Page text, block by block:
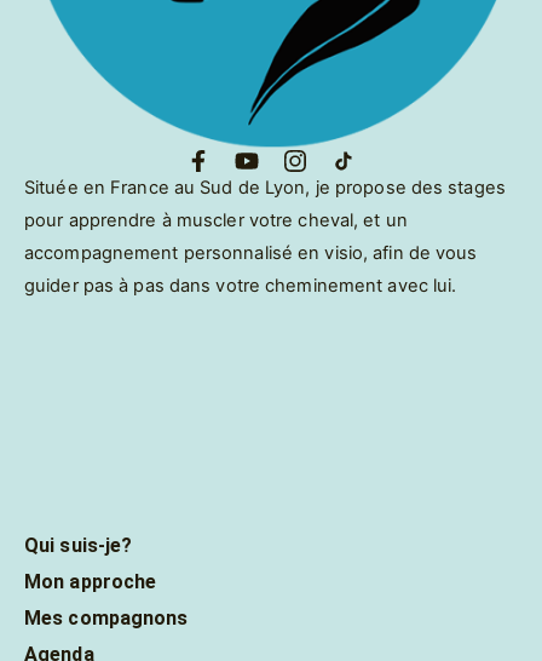
Située en France au Sud de Lyon, je propose des stages
pour apprendre à muscler votre cheval, et un
accompagnement personnalisé en visio, afin de vous
guider pas à pas dans votre cheminement avec lui.
Qui suis-je?
Mon approche
Mes compagnons
Agenda